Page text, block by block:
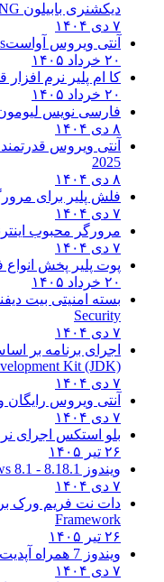
دیکشنری بابیلون NG - فرهنگ لغت کامپیوتر
۷ دی ۱۴۰۴
آنتی ویروس آواست
۲۰ خرداد ۱۴۰۵
کا ام پلیر نرم
۲۰ خرداد ۱۴۰۵
فارسی نویس
۸ دی ۱۴۰۴
آنتی ویروس قدرتمند
2025
۸ دی ۱۴۰۴
فلش پلیر برای
۷ دی ۱۴۰۴
مرورگر محبوب
۷ دی ۱۴۰۴
پوت پلیر پخش
۲۰ خرداد ۱۴۰۵
بسته امنیتی بیت
Security
۷ دی ۱۴۰۴
اجرای برنامه بر
Kit (JDK)
۷ دی ۱۴۰۴
آنتی ویروس رایگان و
۷ دی ۱۴۰۴
بلو استکس اجرای
۲۶ تیر ۱۴۰۵
ویندوز 8.1
8.1 - Microsoft Windows 8.1
۷ دی ۱۴۰۴
دات نت فریم ورک
Framework
۲۶ تیر ۱۴۰۵
ویندوز 7 همراه آپدیت 7 SP1
۷ دی ۱۴۰۴